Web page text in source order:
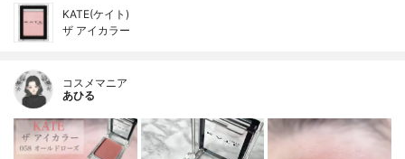
KATE(ケイト)
ザ アイカラー
コスメマニア
あひる